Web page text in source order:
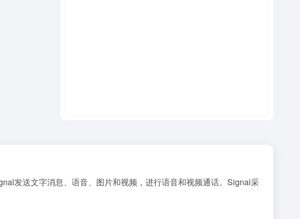
发送文字消息、语音、图片和视频，进行语音和视频通话。Signal采